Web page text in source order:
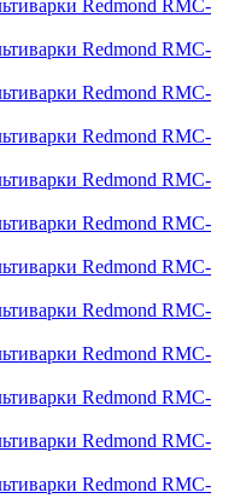
Redmond RMC-
Redmond RMC-
Redmond RMC-
Redmond RMC-
Redmond RMC-
Redmond RMC-
Redmond RMC-
Redmond RMC-
Redmond RMC-
Redmond RMC-
Redmond RMC-
Redmond RMC-